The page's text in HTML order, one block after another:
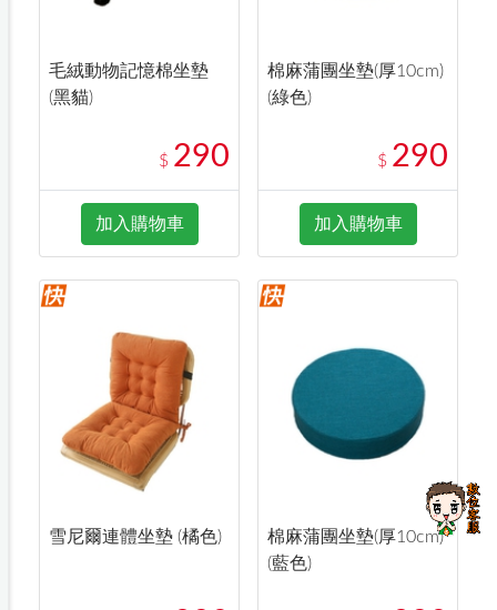
毛絨動物記憶棉坐墊
(黑貓)
$ 290
加入購物車
棉麻蒲團坐墊(厚10cm)
(綠色)
$ 290
加入購物車
雪尼爾連體坐墊 (橘色)
棉麻蒲團坐墊(厚10cm)
(藍色)